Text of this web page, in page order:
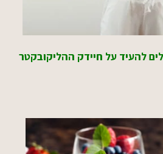
להעיד על חיידק ההליקובקטר